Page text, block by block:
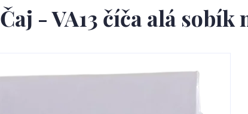
Čaj - VA13 číča alá